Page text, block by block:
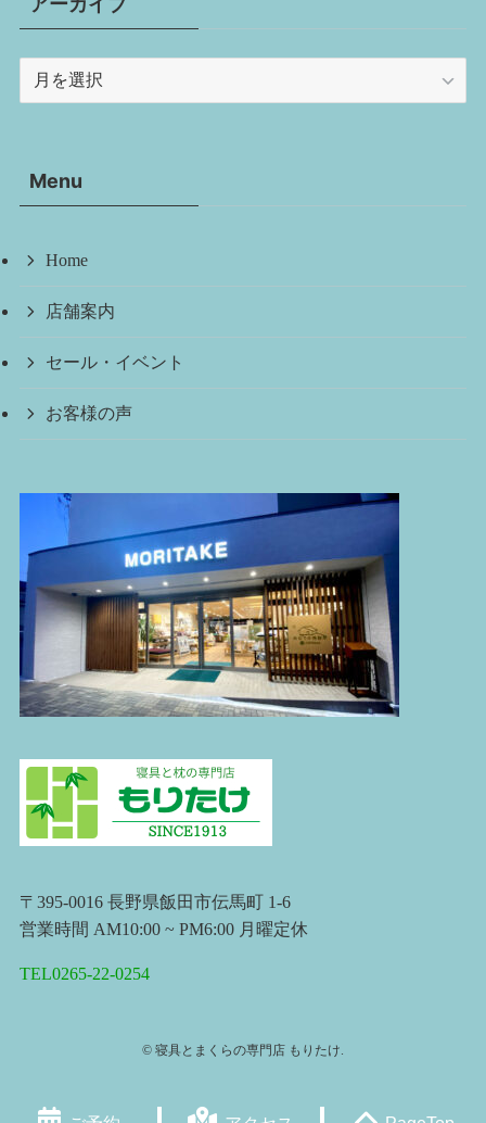
ー
ブMenu
Home
店舗案内
セール・イベント
お客様の声
〒395-0016 長野県飯田市伝馬町 1-6
営業時間 AM10:00 ~ PM6:00 月曜定休
TEL0265-22-0254
© 寝具とまくらの専門店 もりたけ.